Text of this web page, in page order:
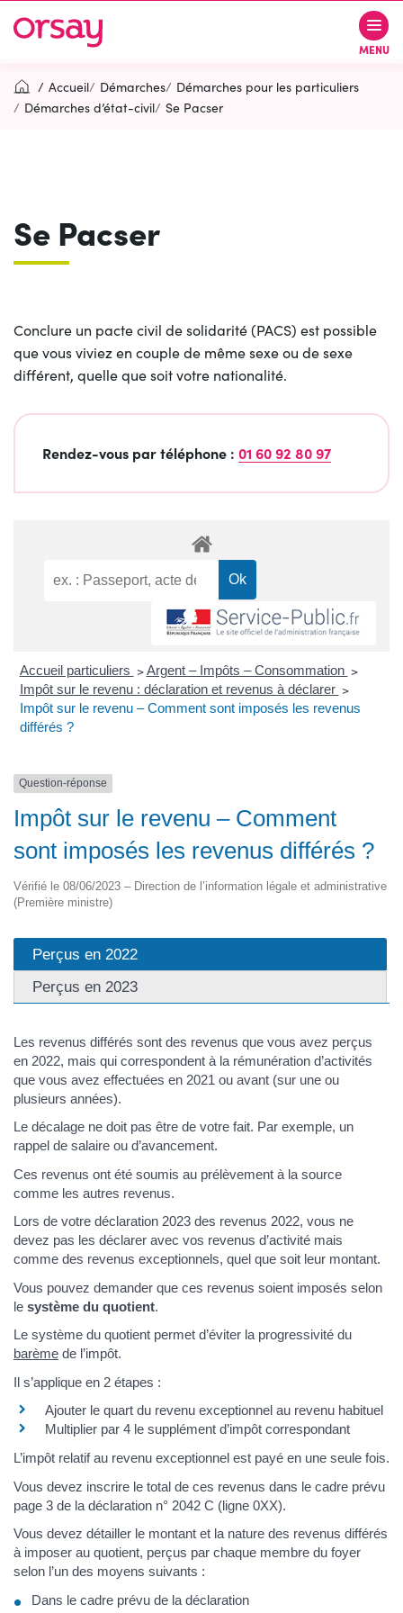
navigation
au
au
page
Ville d’Orsay MENU
Contactez-nous
Accueil Démarches
Démarches pour les particuliers
Démarches d’état-civil
Se Pacser
Se Pacser
Conclure un pacte civil de solidarité (PACS) est possible
que vous viviez en couple de même sexe ou de sexe
différent, quelle que soit votre nationalité.
Rendez-vous par téléphone : 01 60 92 80 97
Accueil particuliers > Argent – Impôts – Consommation >
Impôt sur le revenu : déclaration et revenus à déclarer >
Impôt sur le revenu – Comment sont imposés les revenus
différés ?
Question-réponse
Impôt sur le revenu – Comment
sont imposés les revenus différés ?
Vérifié le 08/06/2023 – Direction de l’information légale et administrative
(Première ministre)
Perçus en 2022
Perçus en 2023
Les revenus différés sont des revenus que vous avez perçus
en 2022, mais qui correspondent à la rémunération d’activités
que vous avez effectuées en 2021 ou avant (sur une ou
plusieurs années).
Le décalage ne doit pas être de votre fait. Par exemple, un
rappel de salaire ou d’avancement.
Ces revenus ont été soumis au prélèvement à la source
comme les autres revenus.
Lors de votre déclaration 2023 des revenus 2022, vous ne
devez pas les déclarer avec vos revenus d’activité mais
comme des revenus exceptionnels, quel que soit leur montant.
Vous pouvez demander que ces revenus soient imposés selon
le système du quotient.
Le système du quotient permet d’éviter la progressivité du
barème de l’impôt.
Il s’applique en 2 étapes :
Ajouter le quart du revenu exceptionnel au revenu habituel
Multiplier par 4 le supplément d’impôt correspondant
L’impôt relatif au revenu exceptionnel est payé en une seule fois.
Vous devez inscrire le total de ces revenus dans le cadre prévu
page 3 de la déclaration n° 2042 C (ligne 0XX).
Vous devez détailler le montant et la nature des revenus différés
à imposer au quotient, perçus par chaque membre du foyer
selon l’un des moyens suivants :
Dans le cadre prévu de la déclaration